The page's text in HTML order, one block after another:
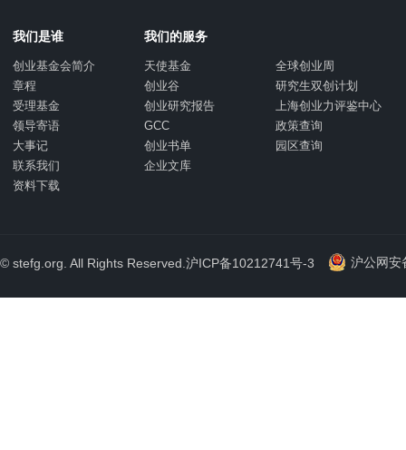
我们是谁
创业基金会简介
章程
受理基金
领导寄语
大事记
联系我们
资料下载
我们的服务
天使基金
全球创业周
创业谷
研究生双创计划
创业研究报告
上海创业力评鉴中心
GCC
政策查询
创业书单
园区查询
企业文库
© stefg.org. All Rights Reserved. 沪ICP备10212741号-3 沪公网安